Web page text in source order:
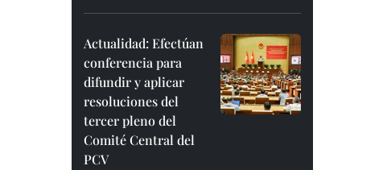
Actualidad: Efectúan
conferencia para
difundir y aplicar
resoluciones del
tercer pleno del
Comité Central del
PCV